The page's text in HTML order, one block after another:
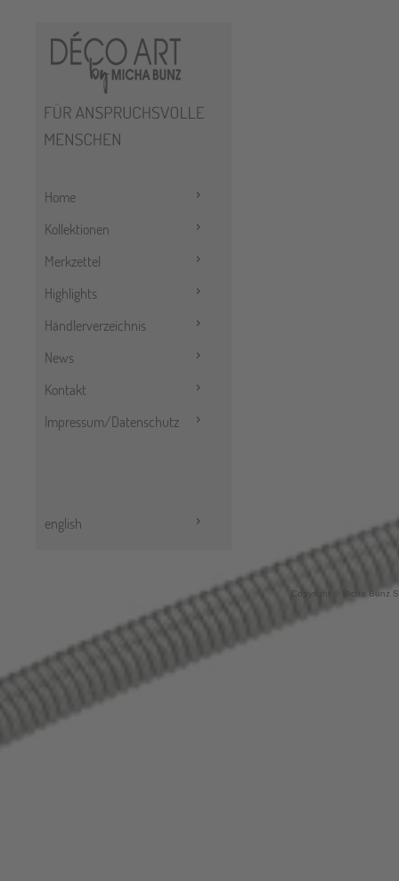
Copyright © Micha Bunz
Home
Kollektionen
Merkzettel
Highlights
Händlerverzeichnis
News
Kontakt
Impressum/Datenschutz
english